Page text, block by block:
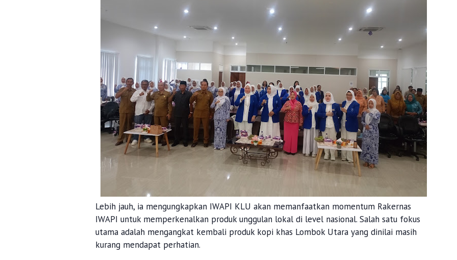
Lebih jauh, ia mengungkapkan IWAPI KLU akan memanfaatkan momentum Rakernas
IWAPI untuk memperkenalkan produk unggulan lokal di level nasional. Salah satu fokus
utama adalah mengangkat kembali produk kopi khas Lombok Utara yang dinilai masih
kurang mendapat perhatian.